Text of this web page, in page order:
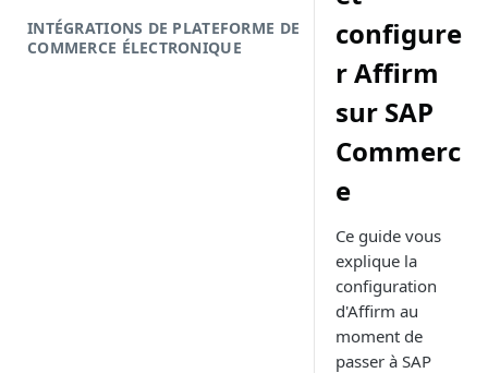
INTÉGRATIONS DE PLATEFORME DE
COMMERCE ÉLECTRONIQUE
configure
r Affirm
sur SAP
Commerc
e
Ce guide vous
explique la
configuration
d'Affirm au
moment de
passer à SAP